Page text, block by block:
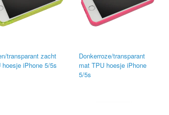
transparant zacht
hoesje iPhone 5/5s
Donkerroze/transparant
mat TPU hoesje iPhone
5/5s